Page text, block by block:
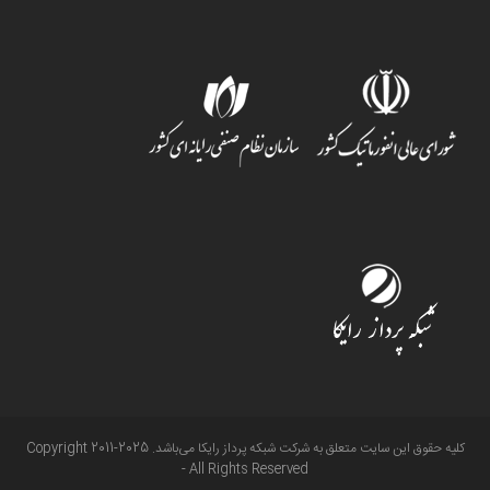
کلیه حقوق این سایت متعلق به شرکت شبکه پرداز رایکا می‌باشد. Copyright 2011-2025
- All Rights Reserved